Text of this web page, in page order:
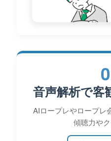
音声解析で客
AIロープレやロープレ
傾聴力やク